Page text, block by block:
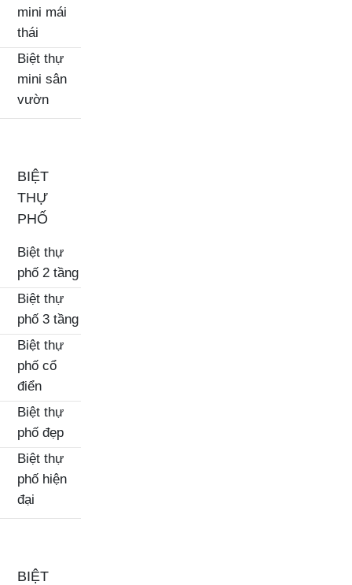
mini mái
thái
Biệt thự
mini sân
vườn
BIỆT
THỰ
PHỐ
Biệt thự
phố 2 tầng
Biệt thự
phố 3 tầng
Biệt thự
phố cổ
điển
Biệt thự
phố đẹp
Biệt thự
phố hiện
đại
BIỆT